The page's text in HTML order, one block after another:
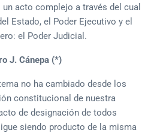
acto complejo a través del cual
Estado, el Poder Ejecutivo y el
el Poder Judicial.
J. Cánepa (*)
no ha cambiado desde los
constitucional de nuestra
de designación de todos
siendo producto de la misma